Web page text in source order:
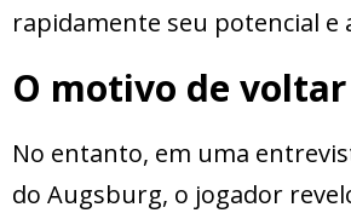
rapidamente seu potencial e
O motivo de
No entanto, em uma
do Augsburg, o jogador